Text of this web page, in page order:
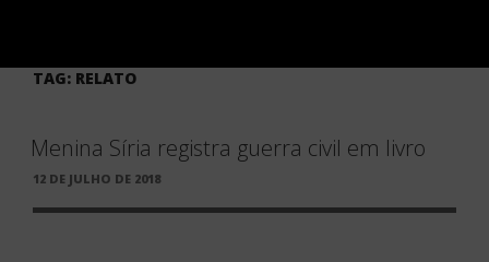
TAG: RELATO
Menina Síria registra guerra civil em livro
PUBLICADO
12 DE JULHO DE 2018